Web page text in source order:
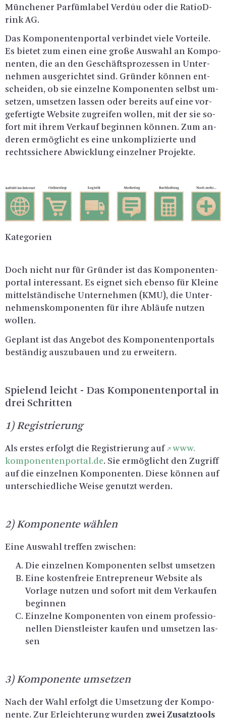
Mün­che­ner Par­füm­la­bel Verdúu oder die Ra­tioD­
rink AG.
Das Kom­po­nen­ten­por­tal ver­bin­det viele Vor­tei­le.
Es bie­tet zum einen eine große Aus­wahl an Kom­po­
nen­ten, die an den Ge­schäfts­pro­zes­sen in Un­ter­
neh­men aus­ge­rich­tet sind. Grün­der kön­nen ent­
schei­den, ob sie ein­zel­ne Kom­po­nen­ten selbst um­
set­zen, um­set­zen las­sen oder be­reits auf eine vor­
ge­fer­tig­te Web­site zu­grei­fen wol­len, mit der sie so­
fort mit ihrem Ver­kauf be­gin­nen kön­nen. Zum an­
de­ren er­mög­licht es eine un­kom­pli­zier­te und
rechts­si­che­re Ab­wick­lung ein­zel­ner Pro­jek­te.
Ka­te­go­ri­en
Doch nicht nur für Grün­der ist das Kom­po­nen­ten­
por­tal in­ter­es­sant. Es eig­net sich eben­so für Klei­ne
mit­tel­stän­di­sche Un­ter­neh­men (KMU), die Un­ter­
neh­mens­kom­po­nen­ten für ihre Ab­läu­fe nut­zen
wol­len.
Ge­plant ist das An­ge­bot des Kom­po­nen­ten­por­tals
be­stän­dig aus­zu­bau­en und zu er­wei­tern.
Spie­lend leicht - Das Kom­po­nen­ten­por­tal in
drei Schrit­ten
1) Re­gis­trie­rung
Als ers­tes er­folgt die Re­gis­trie­rung auf
www.​
komponentenportal.​de. Sie er­mög­licht den Zu­griff
auf die ein­zel­nen Kom­po­nen­ten. Diese kön­nen auf
un­ter­schied­li­che Weise ge­nutzt wer­den.
2) Kom­po­nen­te wäh­len
Eine Aus­wahl tref­fen zwi­schen:
Die ein­zel­nen Kom­po­nen­ten selbst um­set­zen
Eine kos­ten­freie En­tre­pre­neur Web­site als
Vor­la­ge nut­zen und so­fort mit dem Ver­kau­fen
be­gin­nen
Ein­zel­ne Kom­po­nen­ten von einem pro­fes­sio­
nel­len Dienst­leis­ter kau­fen und um­set­zen las­
sen
3) Kom­po­nen­te um­set­zen
Nach der Wahl er­folgt die Um­set­zung der Kom­po­
nen­te. Zur Er­leich­te­rung wur­den zwei Zu­satz­tools